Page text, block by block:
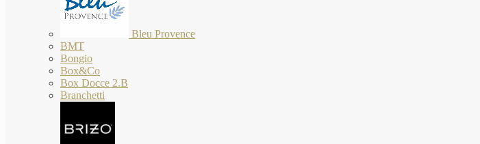
Bleu Provence
BMT
Bongio
Box&Co
Box Docce 2.B
Branchetti